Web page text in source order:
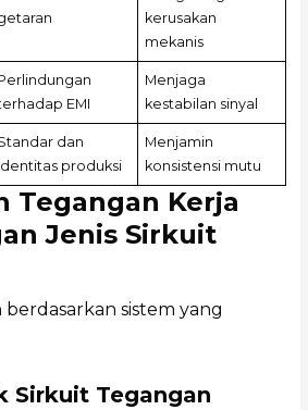
kerusakan
mekanis
EMI
Menjaga
kestabilan sinyal
dan
produksi
Menjamin
konsistensi mutu
Tegangan Kerja
Jenis Sirkuit
berdasarkan sistem yang
Sirkuit Tegangan